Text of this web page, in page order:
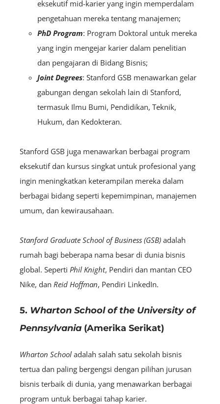
eksekutif mid-karier yang ingin memperdalam
pengetahuan mereka tentang manajemen;
PhD Program: Program Doktoral untuk mereka
yang ingin mengejar karier dalam penelitian
dan pengajaran di Bidang Bisnis;
Joint Degrees: Stanford GSB menawarkan gelar
gabungan dengan sekolah lain di Stanford,
termasuk Ilmu Bumi, Pendidikan, Teknik,
Hukum, dan Kedokteran.
Stanford GSB juga menawarkan berbagai program
eksekutif dan kursus singkat untuk profesional yang
ingin meningkatkan keterampilan mereka dalam
berbagai bidang seperti kepemimpinan, manajemen
umum, dan kewirausahaan.
Stanford Graduate School of Business (GSB) adalah
rumah bagi beberapa nama besar di dunia bisnis
global. Seperti Phil Knight, Pendiri dan mantan CEO
Nike, dan Reid Hoffman, Pendiri LinkedIn.
5. Wharton School of the University of
Pennsylvania (Amerika Serikat)
Wharton School adalah salah satu sekolah bisnis
tertua dan paling bergengsi dengan pilihan jurusan
bisnis terbaik di dunia, yang menawarkan berbagai
program untuk berbagai tahap karier.